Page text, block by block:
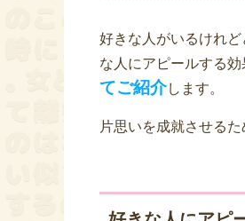
好きな人がいるけれ
な人にアピールする
てご紹介します。
片思いを成就させる